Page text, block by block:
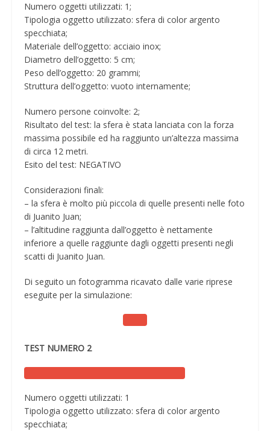
Numero oggetti utilizzati: 1;
Tipologia oggetto utilizzato: sfera di color argento
specchiata;
Materiale dell’oggetto: acciaio inox;
Diametro dell’oggetto: 5 cm;
Peso dell’oggetto: 20 grammi;
Struttura dell’oggetto: vuoto internamente;
Numero persone coinvolte: 2;
Risultato del test: la sfera è stata lanciata con la forza
massima possibile ed ha raggiunto un’altezza massima
di circa 12 metri.
Esito del test: NEGATIVO
Considerazioni finali:
– la sfera è molto più piccola di quelle presenti nelle foto
di Juanito Juan;
– l’altitudine raggiunta dall’oggetto è nettamente
inferiore a quelle raggiunte dagli oggetti presenti negli
scatti di Juanito Juan.
Di seguito un fotogramma ricavato dalle varie riprese
eseguite per la simulazione:
TEST NUMERO 2
Numero oggetti utilizzati: 1
Tipologia oggetto utilizzato: sfera di color argento
specchiata;